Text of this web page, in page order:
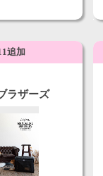
追加
ラザーズ